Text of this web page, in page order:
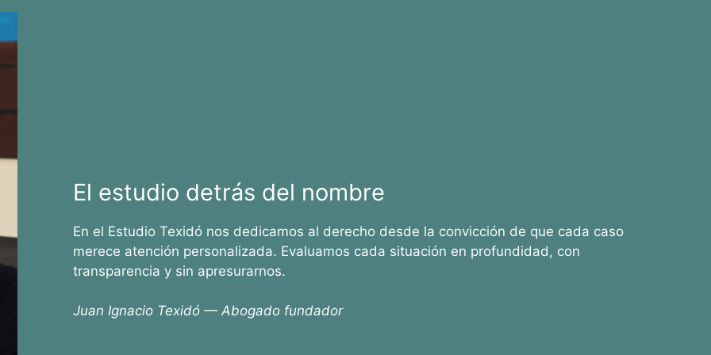
El estudio detrás del nombre
En el Estudio Texidó nos dedicamos al derecho desde la convicción de que cada caso
merece atención personalizada. Evaluamos cada situación en profundidad, con
transparencia y sin apresurarnos.
Juan Ignacio Texidó — Abogado fundador